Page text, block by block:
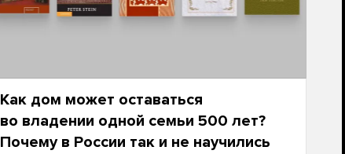
Как дом может оставаться
во владении одной семьи 500 лет?
Почему в России так и не научились